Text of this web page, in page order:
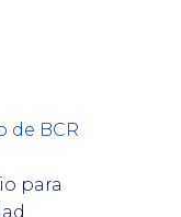
de BCR
para